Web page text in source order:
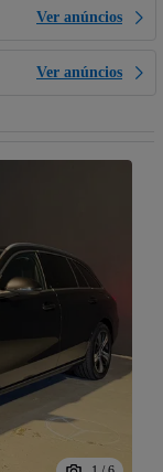
Ver anúncios
Ver anúncios